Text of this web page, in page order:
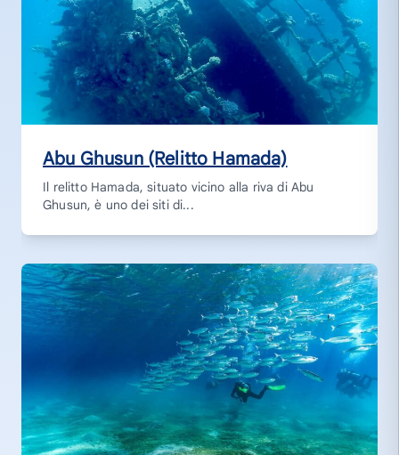
Abu Ghusun (Relitto Hamada)
Il relitto Hamada, situato vicino alla riva di Abu
Ghusun, è uno dei siti di...